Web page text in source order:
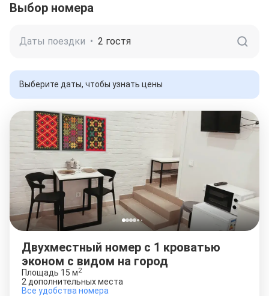
Выбор номера
Даты поездки • 2 гостя
Выберите даты, чтобы узнать цены
Двухместный номер с 1 кроватью
эконом с видом на город
Площадь 15 м2
2 дополнительных места
Все удобства номера